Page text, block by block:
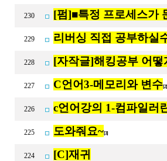
230 [펌]■특정 프로세스가
229 리버싱 직접 공부하실
228 [자작글]해킹공부 어떻
227 C언어3-메모리와 변수[2]
226 c언어강의 1-컴파일러
225 도와줘요~[3]
224 [C]재귀